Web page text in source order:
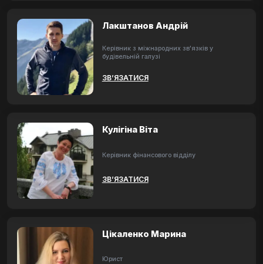
Лакштанов Андрій
Керівник з міжнародних зв'язків у
будівельній галузі
ЗВ’ЯЗАТИСЯ
Кулігіна Віта
Керівник фінансового відділу
ЗВ’ЯЗАТИСЯ
Цікаленко Марина
Юрист